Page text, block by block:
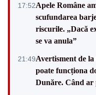
17:52Apele Române
scufundarea
riscurile. „Dacă
se va anula”
21:49Avertisment de
poate funcționa
Dunăre. Când ar